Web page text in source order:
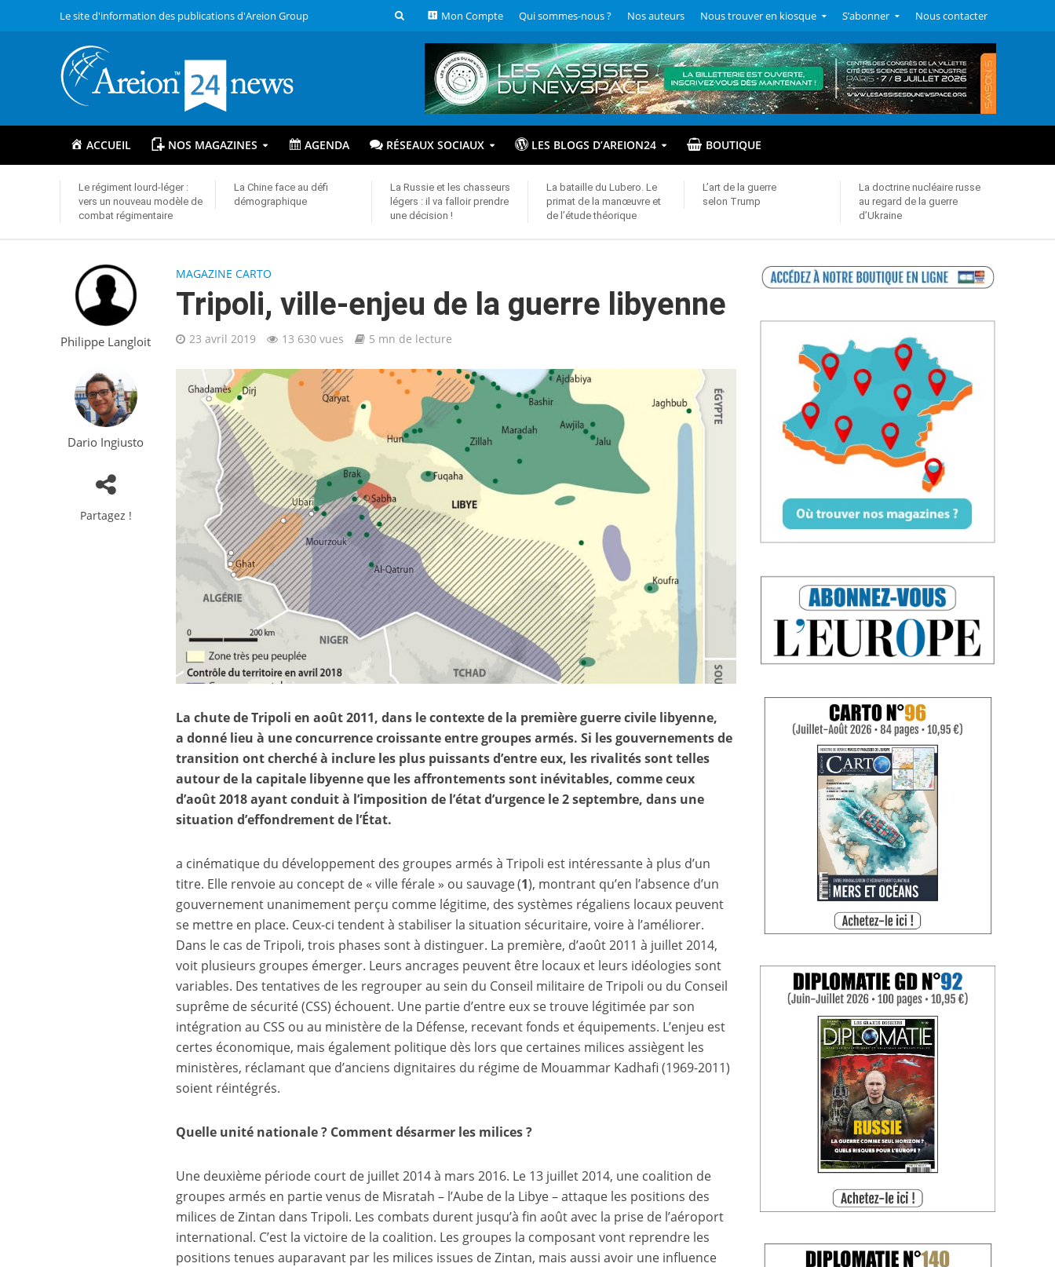
Le site d'information des publications d'Areion Group Mon Compte Qui sommes-nous ? Nos auteurs Nous trouver en kiosque S’abonner Nous contacter
ACCUEIL NOS MAGAZINES AGENDA RÉSEAUX SOCIAUX LES BLOGS D’AREION24 BOUTIQUE
Le régiment lourd-léger :
vers un nouveau modèle de
combat régimentaire
La Chine face au défi
démographique
La Russie et les chasseurs
légers : il va falloir prendre
une décision !
La bataille du Lubero. Le
primat de la manœuvre et
de l’étude théorique
L’art de la guerre
selon Trump
La doctrine nucléaire russe
au regard de la guerre
d’Ukraine
Philippe Langloit
Dario Ingiusto
Partagez !
MAGAZINE CARTO
Tripoli, ville-enjeu de la guerre libyenne
23 avril 2019 13 630 vues 5 mn de lecture
La chute de Tripoli en août 2011, dans le contexte de la première guerre civile libyenne,
a donné lieu à une concurrence croissante entre groupes armés. Si les gouvernements de
transition ont cherché à inclure les plus puissants d’entre eux, les rivalités sont telles
autour de la capitale libyenne que les affrontements sont inévitables, comme ceux
d’août 2018 ayant conduit à l’imposition de l’état d’urgence le 2 septembre, dans une
situation d’effondrement de l’État.
a cinématique du développement des groupes armés à Tripoli est intéressante à plus d’un
titre. Elle renvoie au concept de « ville férale » ou sauvage (1), montrant qu’en l’absence d’un
gouvernement unanimement perçu comme légitime, des systèmes régaliens locaux peuvent
se mettre en place. Ceux-ci tendent à stabiliser la situation sécuritaire, voire à l’améliorer.
Dans le cas de Tripoli, trois phases sont à distinguer. La première, d’août 2011 à juillet 2014,
voit plusieurs groupes émerger. Leurs ancrages peuvent être locaux et leurs idéologies sont
variables. Des tentatives de les regrouper au sein du Conseil militaire de Tripoli ou du Conseil
suprême de sécurité (CSS) échouent. Une partie d’entre eux se trouve légitimée par son
intégration au CSS ou au ministère de la Défense, recevant fonds et équipements. L’enjeu est
certes économique, mais également politique dès lors que certaines milices assiègent les
ministères, réclamant que d’anciens dignitaires du régime de Mouammar Kadhafi (1969-2011)
soient réintégrés.
Quelle unité nationale ? Comment désarmer les milices ?
Une deuxième période court de juillet 2014 à mars 2016. Le 13 juillet 2014, une coalition de
groupes armés en partie venus de Misratah – l’Aube de la Libye – attaque les positions des
milices de Zintan dans Tripoli. Les combats durent jusqu’à fin août avec la prise de l’aéroport
international. C’est la victoire de la coalition. Les groupes la composant vont reprendre les
positions tenues auparavant par les milices issues de Zintan, mais aussi avoir une influence